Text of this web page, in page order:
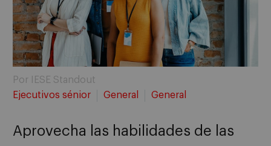
Por IESE Standout
Ejecutivos sénior
General General
Aprovecha las habilidades de las